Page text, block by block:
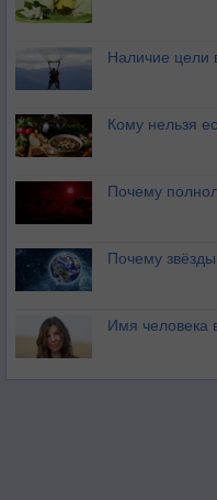
Наличие цели
Кому нельзя
Почему
Почему
Имя человека